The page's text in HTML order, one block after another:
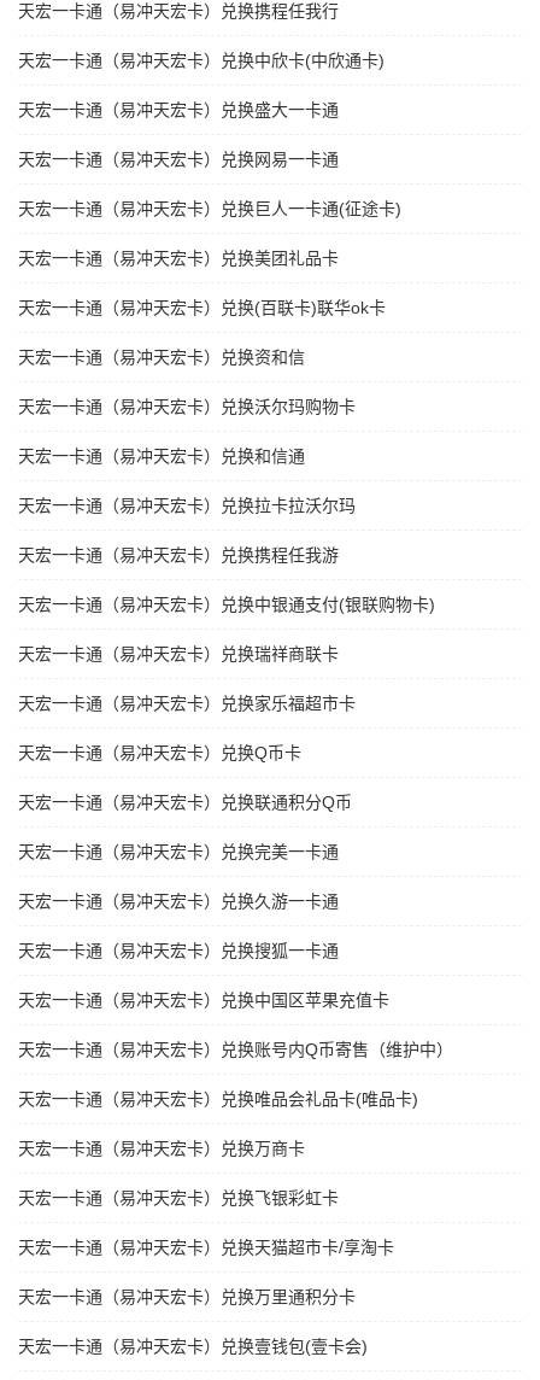
天宏一卡通（易冲天宏卡）兑换携程任我行
天宏一卡通（易冲天宏卡）兑换中欣卡(中欣通卡)
天宏一卡通（易冲天宏卡）兑换盛大一卡通
天宏一卡通（易冲天宏卡）兑换网易一卡通
天宏一卡通（易冲天宏卡）兑换巨人一卡通(征途卡)
天宏一卡通（易冲天宏卡）兑换美团礼品卡
天宏一卡通（易冲天宏卡）兑换(百联卡)联华ok卡
天宏一卡通（易冲天宏卡）兑换资和信
天宏一卡通（易冲天宏卡）兑换沃尔玛购物卡
天宏一卡通（易冲天宏卡）兑换和信通
天宏一卡通（易冲天宏卡）兑换拉卡拉沃尔玛
天宏一卡通（易冲天宏卡）兑换携程任我游
天宏一卡通（易冲天宏卡）兑换中银通支付(银联购物卡)
天宏一卡通（易冲天宏卡）兑换瑞祥商联卡
天宏一卡通（易冲天宏卡）兑换家乐福超市卡
天宏一卡通（易冲天宏卡）兑换Q币卡
天宏一卡通（易冲天宏卡）兑换联通积分Q币
天宏一卡通（易冲天宏卡）兑换完美一卡通
天宏一卡通（易冲天宏卡）兑换久游一卡通
天宏一卡通（易冲天宏卡）兑换搜狐一卡通
天宏一卡通（易冲天宏卡）兑换中国区苹果充值卡
天宏一卡通（易冲天宏卡）兑换账号内Q币寄售（维护中）
天宏一卡通（易冲天宏卡）兑换唯品会礼品卡(唯品卡)
天宏一卡通（易冲天宏卡）兑换万商卡
天宏一卡通（易冲天宏卡）兑换飞银彩虹卡
天宏一卡通（易冲天宏卡）兑换天猫超市卡/享淘卡
天宏一卡通（易冲天宏卡）兑换万里通积分卡
天宏一卡通（易冲天宏卡）兑换壹钱包(壹卡会)